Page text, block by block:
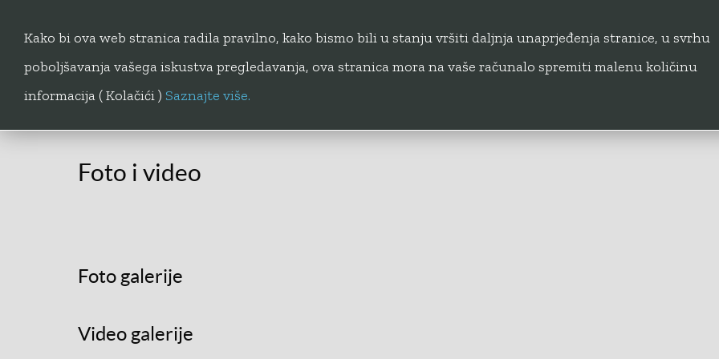
Popis pčelara Foto i video Unos/Izmjena Sporazumi Privatnost Za članove Login
Foto i video
Foto galerije
Video galerije
Kako bi ova web stranica radila pravilno, kako bismo bili u stanju vršiti daljnja unaprjeđenja stranice, u svrhu
poboljšavanja vašega iskustva pregledavanja, ova stranica mora na vaše računalo spremiti malenu količinu
informacija ( Kolačići ) Saznajte više.